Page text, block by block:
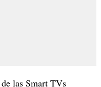
las Smart TVs